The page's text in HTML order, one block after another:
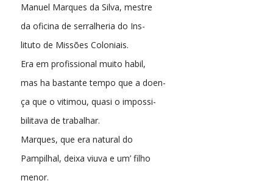
Manuel Marques da Silva, mestre
da oficina de serralheria do Ins-
lituto de Missões Coloniais.
Era em profissional muito habil,
mas ha bastante tempo que a doen-
ça que o vitimou, quasi o impossi-
bilitava de trabalhar.
Marques, que era natural do
Pampilhal, deixa viuva e um’ filho
menor.